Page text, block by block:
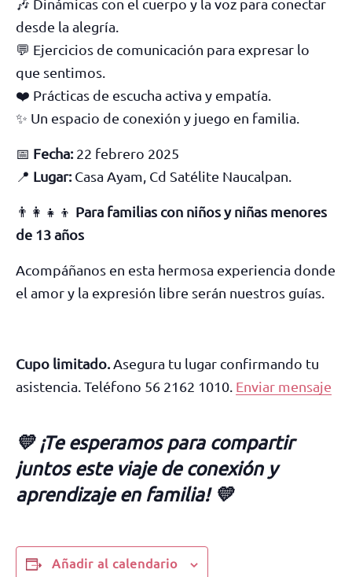
🎶 Dinámicas con el cuerpo y la voz para conectar
desde la alegría.
💬 Ejercicios de comunicación para expresar lo
que sentimos.
❤️ Prácticas de escucha activa y empatía.
✨ Un espacio de conexión y juego en familia.
📅 Fecha:22 febrero 2025
📍 Lugar:Casa Ayam, Cd Satélite Naucalpan.
👨‍👩‍👧‍👦 Para familias con niños y niñas menores
de 13 años
Acompáñanos en esta hermosa experiencia donde
el amor y la expresión libre serán nuestros guías.
Cupo limitado.Asegura tu lugar confirmando tu
asistencia. Teléfono 56 2162 1010. Enviar mensaje
💛 ¡Te esperamos para compartir
juntos este viaje de conexión y
aprendizaje en familia! 💛
Añadir al calendario